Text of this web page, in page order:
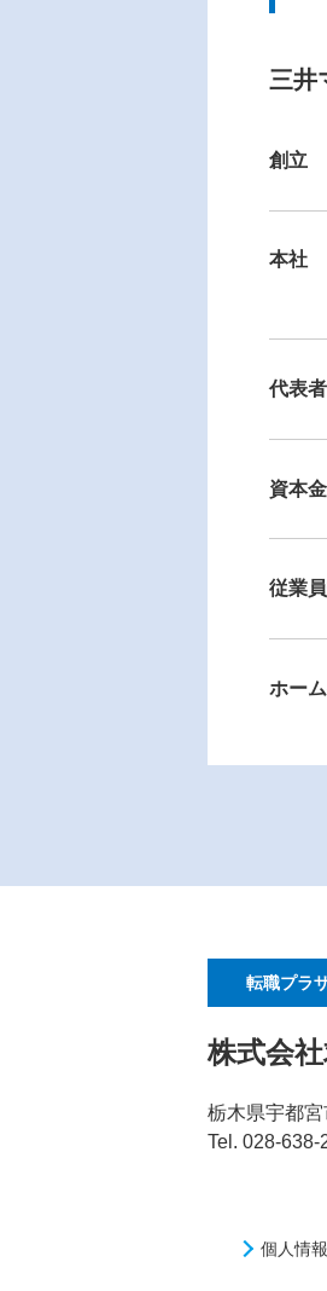
三井
創立
本社
代表者
資本金
従業
ホー
転職プラ
株式会
栃木県宇都
Tel. 028-638-
個人情